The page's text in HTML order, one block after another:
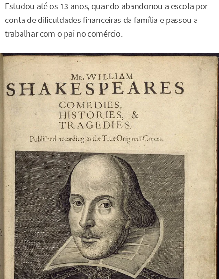
Estudou até os 13 anos, quando abandonou a escola por
conta de dificuldades financeiras da família e passou a
trabalhar com o pai no comércio.